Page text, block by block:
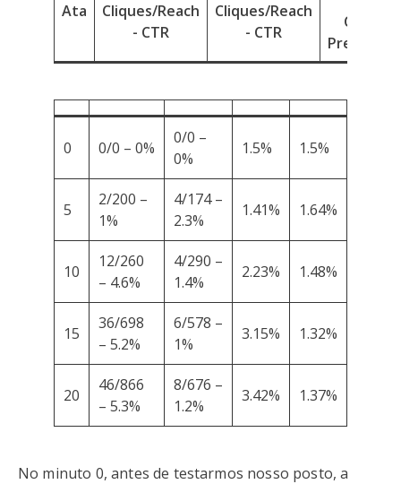
Ata
Cliques/Reach
- CTR
Cliques/Reach
- CTR
CTR
Previsto
0 0/0 – 0%
0/0 –
0%
1.5% 1.5%
5
2/200 –
1%
4/174 –
2.3%
1.41% 1.64%
10
12/260
– 4.6%
4/290 –
1.4%
2.23% 1.48%
15
36/698
– 5.2%
6/578 –
1%
3.15% 1.32%
20
46/866
– 5.3%
8/676 –
1.2%
3.42% 1.37%
No minuto 0, antes de testarmos nosso posto, a